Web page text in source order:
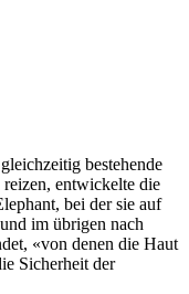
bestehende
entwickelte die
bei der sie auf
im übrigen nach
«von denen die Haut
Sicherheit der